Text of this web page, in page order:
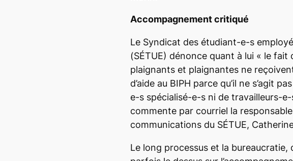
Accompagnement critiqué
Le Syndicat des étudiant-e-s
(SÉTUE) dénonce quant à lui « le fait
plaignants et plaignantes ne
d’aide au BIPH parce qu’il ne s’agit
e-s spécialisé-e-s ni de travailleurs-
commente par courriel la
communications du SÉTUE,
Le long processus et la bureaucratie,